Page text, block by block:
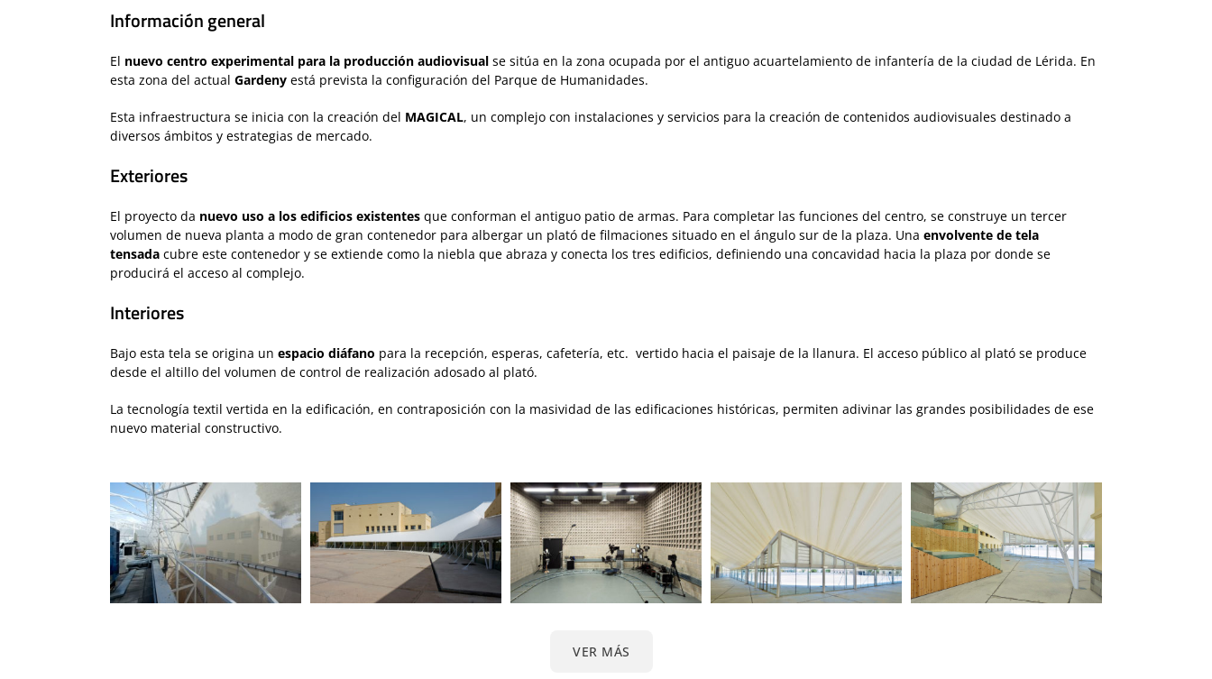
Información general
El nuevo centro experimental para la producción audiovisualse sitúa en la zona ocupada por el antiguo acuartelamiento de infantería de la ciudad de Lérida. En
esta zona del actual Gardenyestá prevista la configuración del Parque de Humanidades.
Esta infraestructura se inicia con la creación del MAGICAL, un complejo con instalaciones y servicios para la creación de contenidos audiovisuales destinado a
diversos ámbitos y estrategias de mercado.
Exteriores
El proyecto da nuevo uso a los edificios existentesque conforman el antiguo patio de armas. Para completar las funciones del centro, se construye un tercer
volumen de nueva planta a modo de gran contenedor para albergar un plató de filmaciones situado en el ángulo sur de la plaza. Una envolvente de tela
tensadacubre este contenedor y se extiende como la niebla que abraza y conecta los tres edificios, definiendo una concavidad hacia la plaza por donde se
producirá el acceso al complejo.
Interiores
Bajo esta tela se origina un espacio diáfano para la recepción, esperas, cafetería, etc. vertido hacia el paisaje de la llanura. El acceso público al plató se produce
desde el altillo del volumen de control de realización adosado al plató.
La tecnología textil vertida en la edificación, en contraposición con la masividad de las edificaciones históricas, permiten adivinar las grandes posibilidades de ese
nuevo material constructivo.
VER MÁS